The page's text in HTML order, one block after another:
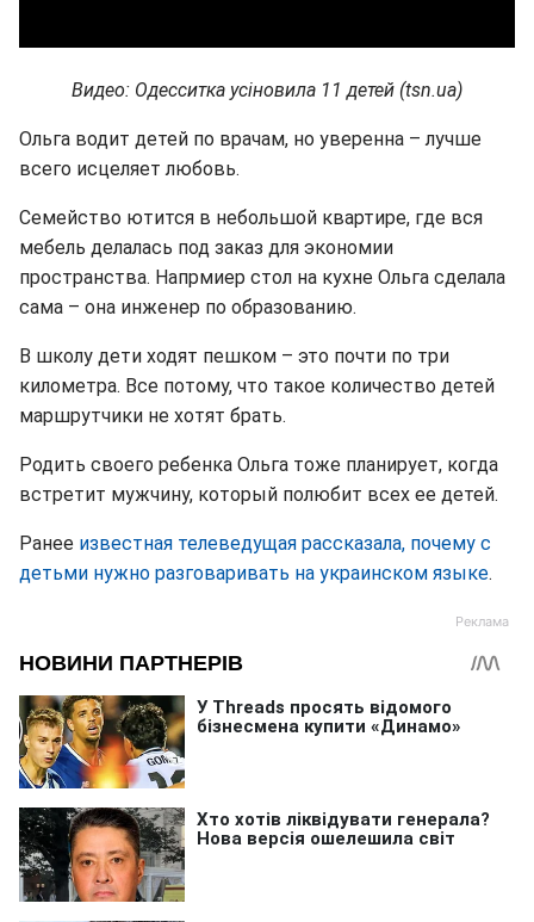
Видео: Одесситка усіновила 11 детей (tsn.ua)
Ольга водит детей по врачам, но уверенна – лучше
всего исцеляет любовь.
Семейство ютится в небольшой квартире, где вся
мебель делалась под заказ для экономии
пространства. Напрмиер стол на кухне Ольга сделала
сама – она инженер по образованию.
В школу дети ходят пешком – это почти по три
километра. Все потому, что такое количество детей
маршрутчики не хотят брать.
Родить своего ребенка Ольга тоже планирует, когда
встретит мужчину, который полюбит всех ее детей.
Ранее известная телеведущая рассказала, почему с
детьми нужно разговаривать на украинском языке.